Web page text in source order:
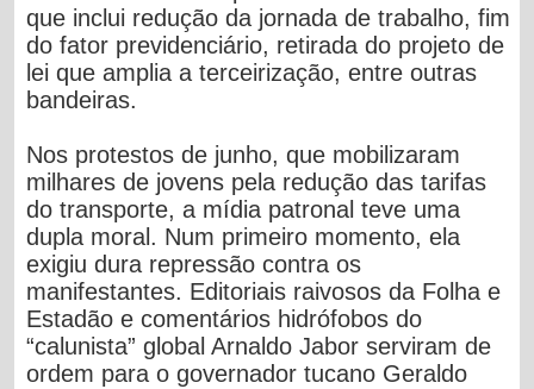
que inclui redução da jornada de trabalho, fim
do fator previdenciário, retirada do projeto de
lei que amplia a terceirização, entre outras
bandeiras.
Nos protestos de junho, que mobilizaram
milhares de jovens pela redução das tarifas
do transporte, a mídia patronal teve uma
dupla moral. Num primeiro momento, ela
exigiu dura repressão contra os
manifestantes. Editoriais raivosos da Folha e
Estadão e comentários hidrófobos do
“calunista” global Arnaldo Jabor serviram de
ordem para o governador tucano Geraldo